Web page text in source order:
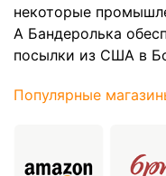
некоторые
А Бандеролька
посылки из США в
Популярные